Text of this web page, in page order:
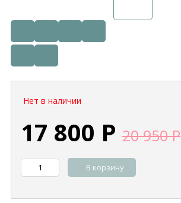
Нет в наличии
17 800 Р 20 950Р
В корзину